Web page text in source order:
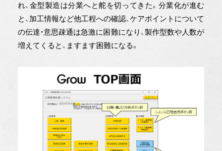
れ、金型製造は分業へと舵を切ってきた。分業化が進む
と、加工情報など他工程への確認、ケアポイントについて
の伝達・意思疎通は急激に困難になり、製作型数や人数が
増えてくると、ますます困難になる。